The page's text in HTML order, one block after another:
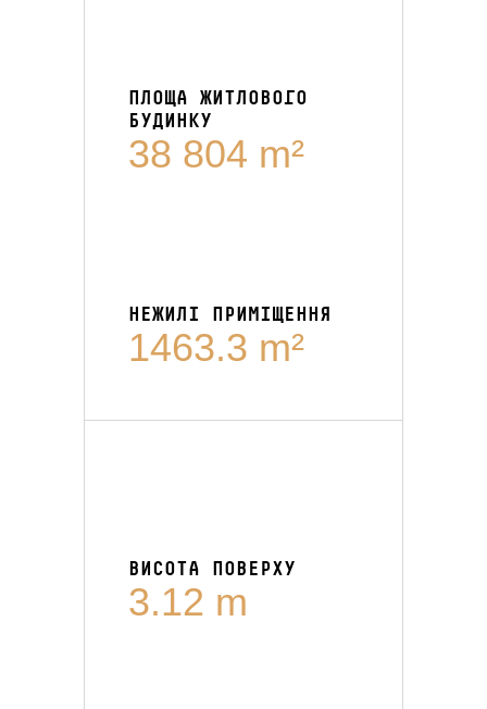
ПЛОЩА ЖИТЛОВОГО
БУДИНКУ
38 804 m²
НЕЖИЛІ ПРИМІЩЕННЯ
1463.3 m²
ВИСОТА ПОВЕРХУ
3.12 m